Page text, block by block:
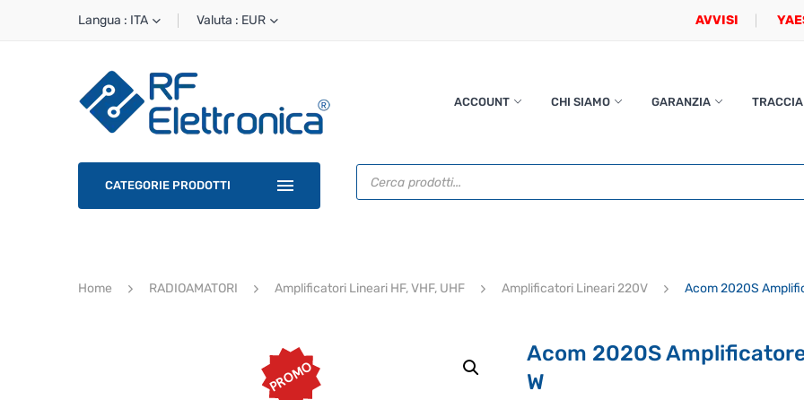
Langua : ITA Valuta : EUR AVVISI
ACCOUNT CHI SIAMO GARANZIA
CATEGORIE PRODOTTI
Ricerca
prodotti
Home RADIOAMATORI Amplificatori Lineari HF, VHF, UHF Amplificatori Lineari 220V Acom 2020S
PROMO
Acom 2020S
W